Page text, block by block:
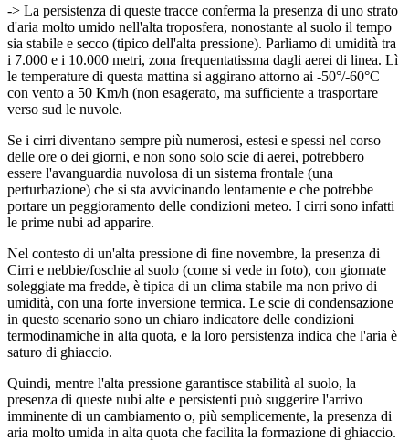
-> La persistenza di queste tracce conferma la presenza di uno strato
d'aria molto umido nell'alta troposfera, nonostante al suolo il tempo
sia stabile e secco (tipico dell'alta pressione). Parliamo di umidità tra
i 7.000 e i 10.000 metri, zona frequentatissma dagli aerei di linea. Lì
le temperature di questa mattina si aggirano attorno ai -50°/-60°C
con vento a 50 Km/h (non esagerato, ma sufficiente a trasportare
verso sud le nuvole.
Se i cirri diventano sempre più numerosi, estesi e spessi nel corso
delle ore o dei giorni, e non sono solo scie di aerei, potrebbero
essere l'avanguardia nuvolosa di un sistema frontale (una
perturbazione) che si sta avvicinando lentamente e che potrebbe
portare un peggioramento delle condizioni meteo. I cirri sono infatti
le prime nubi ad apparire.
Nel contesto di un'alta pressione di fine novembre, la presenza di
Cirri e nebbie/foschie al suolo (come si vede in foto), con giornate
soleggiate ma fredde, è tipica di un clima stabile ma non privo di
umidità, con una forte inversione termica. Le scie di condensazione
in questo scenario sono un chiaro indicatore delle condizioni
termodinamiche in alta quota, e la loro persistenza indica che l'aria è
saturo di ghiaccio.
Quindi, mentre l'alta pressione garantisce stabilità al suolo, la
presenza di queste nubi alte e persistenti può suggerire l'arrivo
imminente di un cambiamento o, più semplicemente, la presenza di
aria molto umida in alta quota che facilita la formazione di ghiaccio.